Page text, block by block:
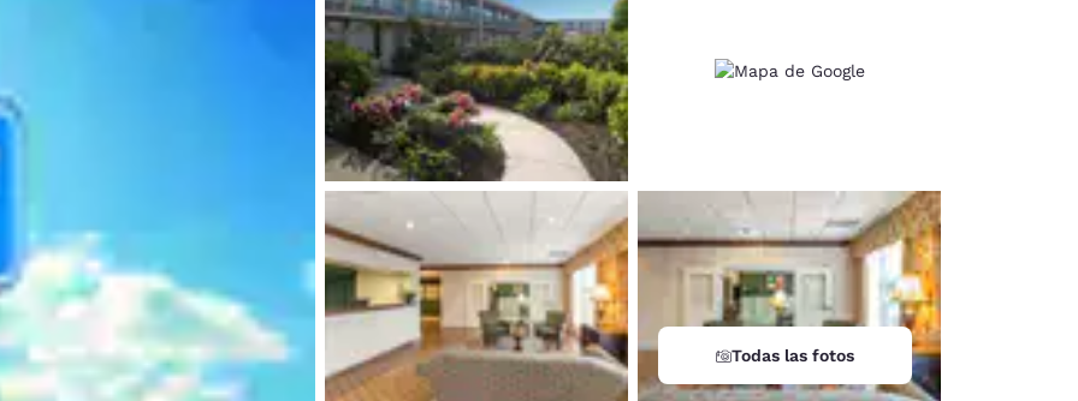
España
Español
France
English
India
English
New Zealand Todas las fotos